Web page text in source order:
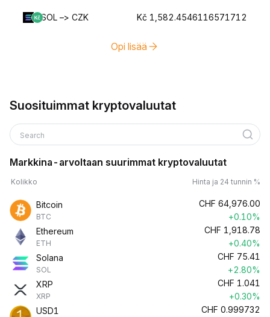
SOL –> CZK Kč 1,582.4546116571712
Opi lisää
Suosituimmat kryptovaluutat
Search
Markkina-arvoltaan suurimmat kryptovaluutat
Kolikko Hinta ja 24 tunnin %
Bitcoin
BTC
CHF 64,976.00
+0.10%
Ethereum
ETH
CHF 1,918.78
+0.40%
Solana
SOL
CHF 75.41
+2.80%
XRP
XRP
CHF 1.041
+0.30%
USD1
CHF 0.999732